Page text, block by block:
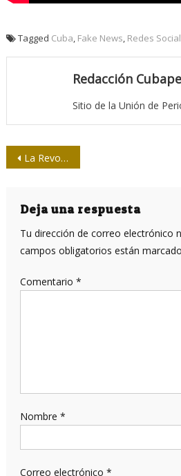
Tagged Cuba Fake News Redes
Redacción
Sitio de la Unión de
Navegación
entradas
La Revolución cubana impactó en Gregorio Selser
Deja una respuesta
Tu dirección de correo electrónico
campos obligatorios están
Comentario *
Nombre *
Correo electrónico *